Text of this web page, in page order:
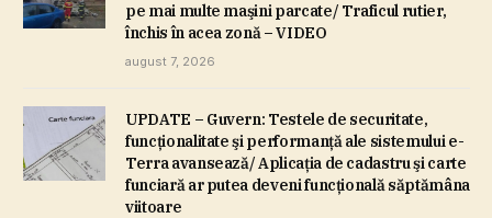
pe mai multe maşini parcate/ Traficul rutier,
închis în acea zonă – VIDEO
august 7, 2026
UPDATE – Guvern: Testele de securitate,
funcţionalitate şi performanţă ale sistemului e-
Terra avansează/ Aplicaţia de cadastru şi carte
funciară ar putea deveni funcţională săptămâna
viitoare